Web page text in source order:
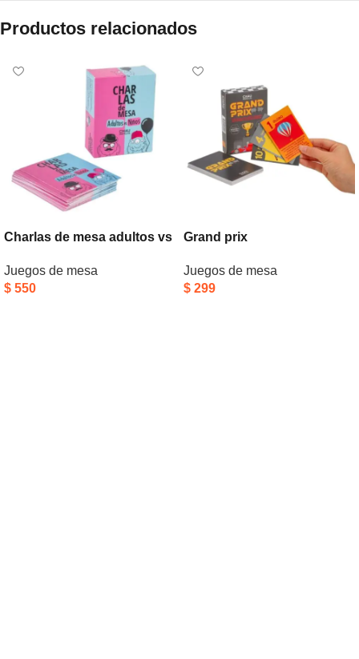
Productos relacionados
Charlas de mesa adultos vs
Juegos de mesa
$ 550
Grand prix
Juegos de mesa
$ 299